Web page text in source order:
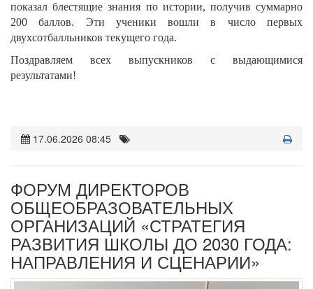
показал блестящие знания по истории, получив суммарно
200 баллов. Эти ученики вошли в число первых
двухсотбалльников текущего года.
Поздравляем всех выпускников с выдающимися
результатами!
17.06.2026 08:45
ФОРУМ ДИРЕКТОРОВ
ОБЩЕОБРАЗОВАТЕЛЬНЫХ
ОРГАНИЗАЦИЙ «СТРАТЕГИЯ
РАЗВИТИЯ ШКОЛЫ ДО 2030 ГОДА:
НАПРАВЛЕНИЯ И СЦЕНАРИИ»